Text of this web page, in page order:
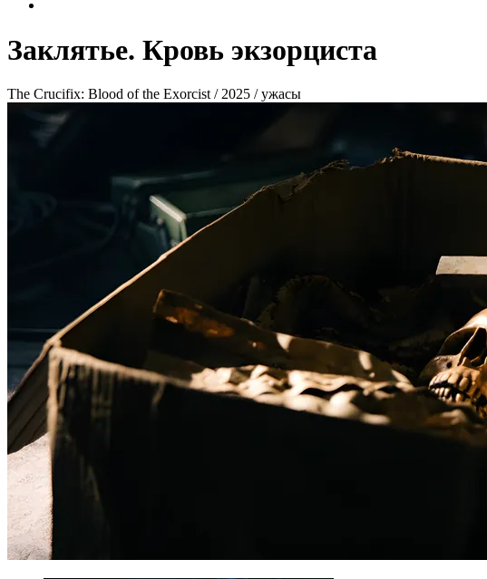
Заклятье. Кровь экзорциста
The Crucifix: Blood of the Exorcist / 2025 / ужасы